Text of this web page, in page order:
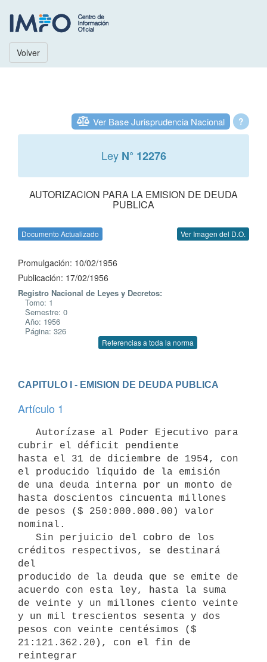
Volver
?
Ver Base Jurisprudencia Nacional
Ley N° 12276
AUTORIZACION PARA LA EMISION DE DEUDA
PUBLICA
Documento Actualizado Ver Imagen del D.O.
Promulgación: 10/02/1956
Publicación: 17/02/1956
Registro Nacional de Leyes y Decretos:
Tomo: 1
Semestre: 0
Año: 1956
Página: 326
Referencias a toda la norma
CAPITULO I - EMISION DE DEUDA PUBLICA
Artículo 1
cubrir el déficit pendiente
hasta el 31 de diciembre de 1954, con
el producido líquido de la emisión
de una deuda interna por un monto de
hasta doscientos cincuenta millones
de pesos ($ 250:000.000.00) valor
nominal.
créditos respectivos, se destinará
del
producido de la deuda que se emite de
acuerdo con esta ley, hasta la suma
de veinte y un millones ciento veinte
y un mil trescientos sesenta y dos
pesos con veinte centésimos ($
21:121.362.20), con el fin de
reintegrar